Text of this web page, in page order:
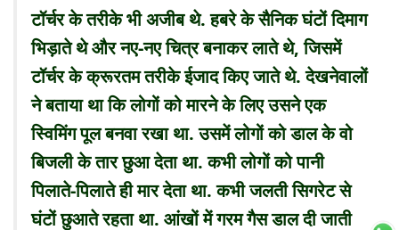
टॉर्चर के तरीके भी अजीब थे. हबरे के सैनिक घंटों दिमाग
भिड़ाते थे और नए-नए चित्र बनाकर लाते थे, जिसमें
टॉर्चर के क्रूरतम तरीके ईजाद किए जाते थे. देखनेवालों
ने बताया था कि लोगों को मारने के लिए उसने एक
स्विमिंग पूल बनवा रखा था. उसमें लोगों को डाल के वो
बिजली के तार छुआ देता था. कभी लोगों को पानी
पिलाते-पिलाते ही मार देता था. कभी जलती सिगरेट से
घंटों छुआते रहता था. आंखों में गरम गैस डाल दी जाती